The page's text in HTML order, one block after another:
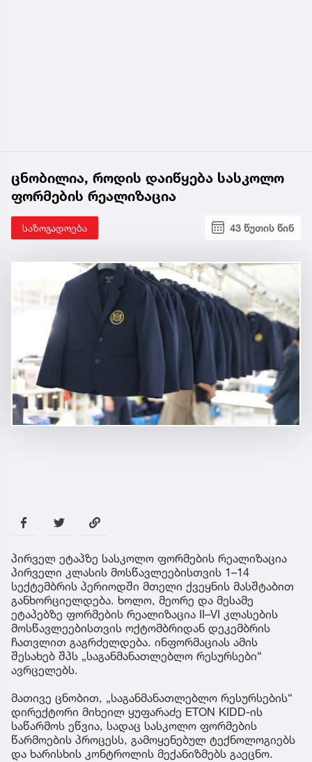
ცნობილია, როდის დაიწყება სასკოლო
ფორმების რეალიზაცია
საზოგადოება 43 წუთის წინ
პირველ ეტაპზე სასკოლო ფორმების რეალიზაცია
პირველი კლასის მოსწავლეებისთვის 1–14
სექტემბრის პერიოდში მთელი ქვეყნის მასშტაბით
განხორციელდება. ხოლო, მეორე და მესამე
ეტაპებზე ფორმების რეალიზაცია II–VI კლასების
მოსწავლეებისთვის ოქტომბრიდან დეკემბრის
ჩათვლით გაგრძელდება. ინფორმაციას ამის
შესახებ შპს „საგანმანათლებლო რესურსები“
ავრცელებს.
მათივე ცნობით, „საგანმანათლებლო რესურსების“
დირექტორი მიხეილ ყუფარაძე ETON KIDD-ის
საწარმოს ეწვია, სადაც სასკოლო ფორმების
წარმოების პროცესს, გამოყენებულ ტექნოლოგიებს
და ხარისხის კონტროლის მექანიზმებს გაეცნო.